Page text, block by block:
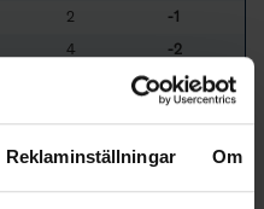
Reklaminställningar Om
2
-1
4
-2
-4
layed